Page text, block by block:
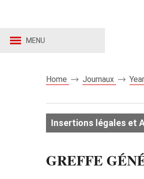
MENU
Home Journaux
Insertions légales et
GREFFE